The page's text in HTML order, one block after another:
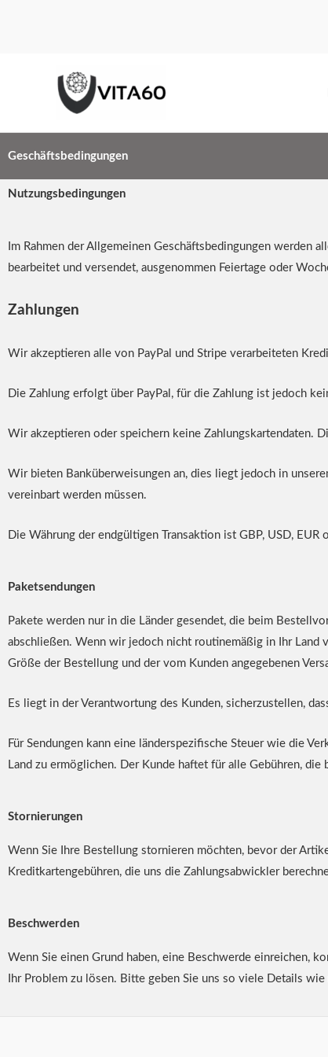
Geschäftsbedingungen
Nutzungsbedingungen
Im Rahmen der Allgemeinen Geschäftsbedingungen werden
bearbeitet und versendet, ausgenommen Feiertage oder
Zahlungen
Wir akzeptieren alle von PayPal und Stripe verarbeiteten
Die Zahlung erfolgt über PayPal, für die Zahlung ist jedoch
Wir akzeptieren oder speichern keine Zahlungskartendaten.
Wir bieten Banküberweisungen an, dies liegt jedoch in
vereinbart werden müssen.
Die Währung der endgültigen Transaktion ist GBP, USD,
Paketsendungen
Pakete werden nur in die Länder gesendet, die beim
abschließen. Wenn wir jedoch nicht routinemäßig in Ihr Land
Größe der Bestellung und der vom Kunden angegebenen
Es liegt in der Verantwortung des Kunden, sicherzustellen,
Für Sendungen kann eine länderspezifische Steuer wie die
Land zu ermöglichen. Der Kunde haftet für alle Gebühren,
Stornierungen
Wenn Sie Ihre Bestellung stornieren möchten, bevor der
Kreditkartengebühren, die uns die Zahlungsabwickler
Beschwerden
Wenn Sie einen Grund haben, eine Beschwerde einreichen,
Ihr Problem zu lösen. Bitte geben Sie uns so viele Details